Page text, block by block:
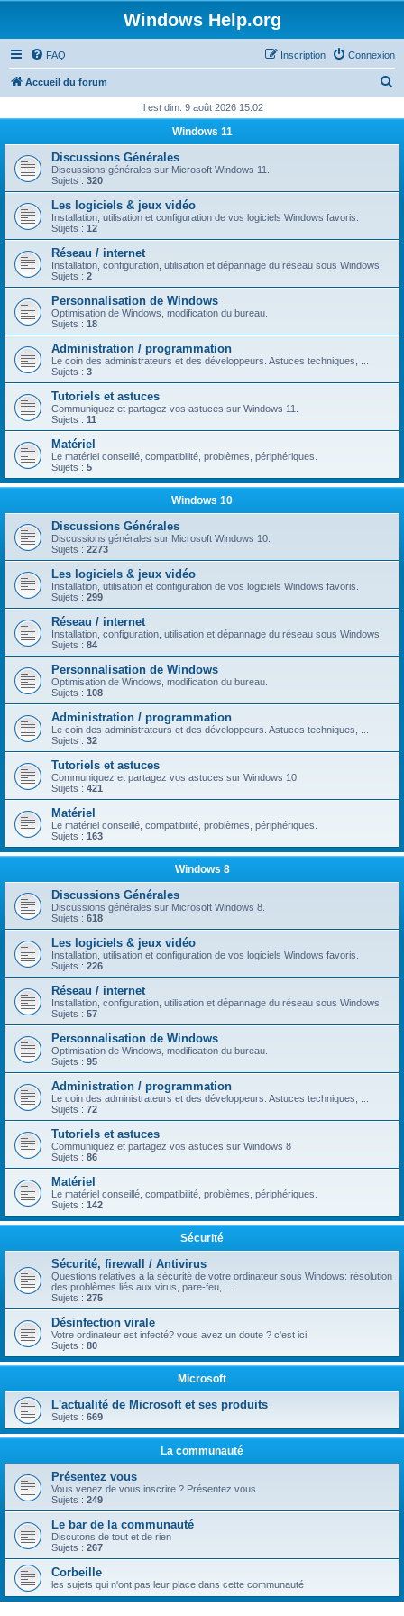
Windows Help.org
FAQ Connexion
Inscription
Accueil du forum
h
r
Il est dim. 9 août 2026 15:02
Windows 11
Discussions Générales
Discussions générales sur Microsoft Windows 11.
Sujets : 320
Les logiciels & jeux vidéo
Installation, utilisation et configuration de vos logiciels Windows favoris.
Sujets : 12
Réseau / internet
Installation, configuration, utilisation et dépannage du réseau sous Windows.
Sujets : 2
Personnalisation de Windows
Optimisation de Windows, modification du bureau.
Sujets : 18
Administration / programmation
Le coin des administrateurs et des développeurs. Astuces techniques, ...
Sujets : 3
Tutoriels et astuces
Communiquez et partagez vos astuces sur Windows 11.
Sujets : 11
Matériel
Le matériel conseillé, compatibilité, problèmes, périphériques.
Sujets : 5
Windows 10
Discussions Générales
Discussions générales sur Microsoft Windows 10.
Sujets : 2273
Les logiciels & jeux vidéo
Installation, utilisation et configuration de vos logiciels Windows favoris.
Sujets : 299
Réseau / internet
Installation, configuration, utilisation et dépannage du réseau sous Windows.
Sujets : 84
Personnalisation de Windows
Optimisation de Windows, modification du bureau.
Sujets : 108
Administration / programmation
Le coin des administrateurs et des développeurs. Astuces techniques, ...
Sujets : 32
Tutoriels et astuces
Communiquez et partagez vos astuces sur Windows 10
Sujets : 421
Matériel
Le matériel conseillé, compatibilité, problèmes, périphériques.
Sujets : 163
Windows 8
Discussions Générales
Discussions générales sur Microsoft Windows 8.
Sujets : 618
Les logiciels & jeux vidéo
Installation, utilisation et configuration de vos logiciels Windows favoris.
Sujets : 226
Réseau / internet
Installation, configuration, utilisation et dépannage du réseau sous Windows.
Sujets : 57
Personnalisation de Windows
Optimisation de Windows, modification du bureau.
Sujets : 95
Administration / programmation
Le coin des administrateurs et des développeurs. Astuces techniques, ...
Sujets : 72
Tutoriels et astuces
Communiquez et partagez vos astuces sur Windows 8
Sujets : 86
Matériel
Le matériel conseillé, compatibilité, problèmes, périphériques.
Sujets : 142
Sécurité
Sécurité, firewall / Antivirus
Questions relatives à la sécurité de votre ordinateur sous Windows: résolution
des problèmes liés aux virus, pare-feu, ...
Sujets : 275
Désinfection virale
Votre ordinateur est infecté? vous avez un doute ? c'est ici
Sujets : 80
Microsoft
L'actualité de Microsoft et ses produits
Sujets : 669
La communauté
Présentez vous
Vous venez de vous inscrire ? Présentez vous.
Sujets : 249
Le bar de la communauté
Discutons de tout et de rien
Sujets : 267
Corbeille
les sujets qui n'ont pas leur place dans cette communauté